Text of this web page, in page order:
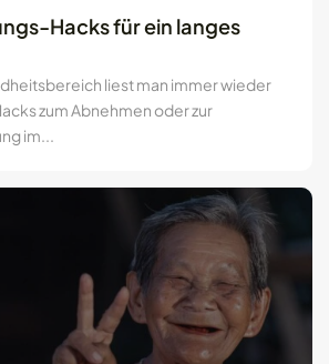
Hacks für ein langes
liest man immer wieder
zum Abnehmen oder zur
im...